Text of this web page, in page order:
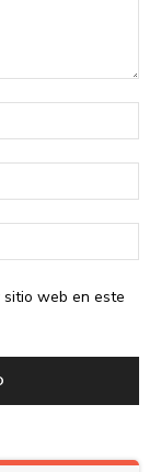
sitio web en este